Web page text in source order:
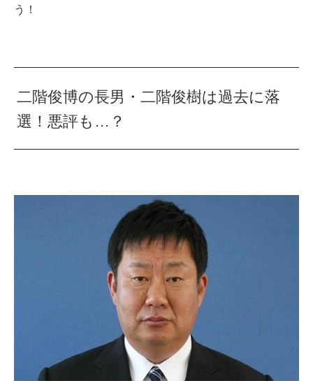
う！
二階俊博の長男・二階俊樹は過去に落
選！悪評も…？